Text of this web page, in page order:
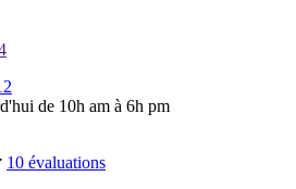
de 10h am à 6h pm
10 évaluations